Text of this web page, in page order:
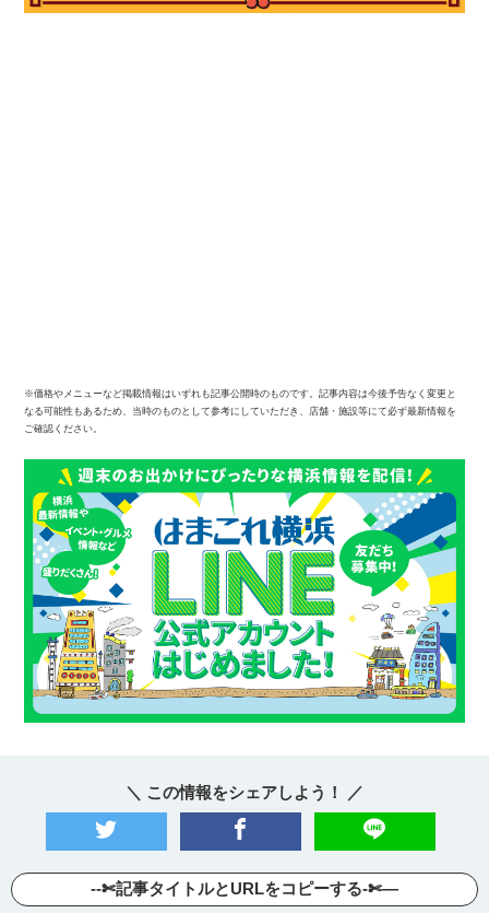
※価格やメニューなど掲載情報はいずれも記事公開時のものです。記事内容は今後予告なく変更と
なる可能性もあるため、当時のものとして参考にしていただき、店舗・施設等にて必ず最新情報を
ご確認ください。
＼ この情報をシェアしよう！ ／
--✄記事タイトルとURLをコピーする-✄—